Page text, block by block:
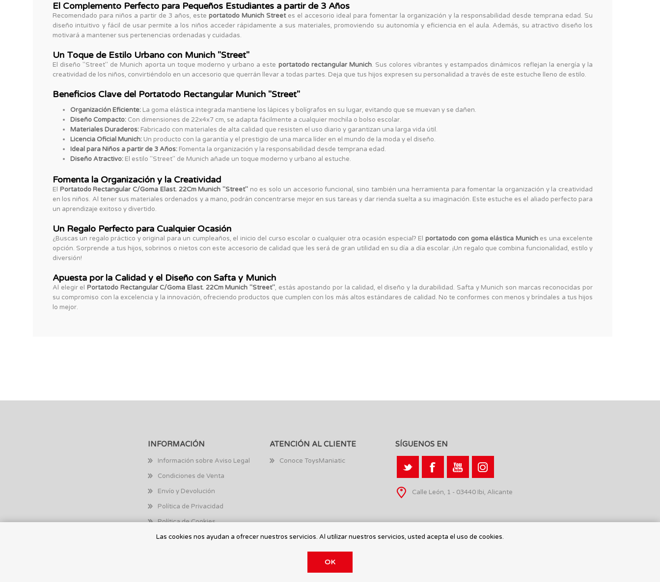
El Complemento Perfecto para Pequeños Estudiantes a partir de 3 Años
Recomendado para niños a partir de 3 años, este portatodo Munich Streetes el accesorio ideal para fomentar la organización y la responsabilidad desde temprana edad. Su
diseño intuitivo y fácil de usar permite a los niños acceder rápidamente a sus materiales, promoviendo su autonomía y eficiencia en el aula. Además, su atractivo diseño los
motivará a mantener sus pertenencias ordenadas y cuidadas.
Un Toque de Estilo Urbano con Munich "Street"
El diseño "Street" de Munich aporta un toque moderno y urbano a este portatodo rectangular Munich. Sus colores vibrantes y estampados dinámicos reflejan la energía y la
creatividad de los niños, convirtiéndolo en un accesorio que querrán llevar a todas partes. Deja que tus hijos expresen su personalidad a través de este estuche lleno de estilo.
Beneficios Clave del Portatodo Rectangular Munich "Street"
Organización Eficiente: La goma elástica integrada mantiene los lápices y bolígrafos en su lugar, evitando que se muevan y se dañen.
Diseño Compacto: Con dimensiones de 22x4x7 cm, se adapta fácilmente a cualquier mochila o bolso escolar.
Materiales Duraderos: Fabricado con materiales de alta calidad que resisten el uso diario y garantizan una larga vida útil.
Licencia Oficial Munich: Un producto con la garantía y el prestigio de una marca líder en el mundo de la moda y el diseño.
Ideal para Niños a partir de 3 Años: Fomenta la organización y la responsabilidad desde temprana edad.
Diseño Atractivo: El estilo "Street" de Munich añade un toque moderno y urbano al estuche.
Fomenta la Organización y la Creatividad
El Portatodo Rectangular C/Goma Elast. 22Cm Munich "Street"no es solo un accesorio funcional, sino también una herramienta para fomentar la organización y la creatividad
en los niños. Al tener sus materiales ordenados y a mano, podrán concentrarse mejor en sus tareas y dar rienda suelta a su imaginación. Este estuche es el aliado perfecto para
un aprendizaje exitoso y divertido.
Un Regalo Perfecto para Cualquier Ocasión
¿Buscas un regalo práctico y original para un cumpleaños, el inicio del curso escolar o cualquier otra ocasión especial? El portatodo con goma elástica Muniches una excelente
opción. Sorprende a tus hijos, sobrinos o nietos con este accesorio de calidad que les será de gran utilidad en su día a día escolar. ¡Un regalo que combina funcionalidad, estilo y
diversión!
Apuesta por la Calidad y el Diseño con Safta y Munich
Al elegir el Portatodo Rectangular C/Goma Elast. 22Cm Munich "Street", estás apostando por la calidad, el diseño y la durabilidad. Safta y Munich son marcas reconocidas por
su compromiso con la excelencia y la innovación, ofreciendo productos que cumplen con los más altos estándares de calidad. No te conformes con menos y bríndales a tus hijos
lo mejor.
INFORMACIÓN
Información sobre Aviso Legal
Condiciones de Venta
Envío y Devolución
Política de Privacidad
Política de Cookies
ATENCIÓN AL CLIENTE
Conoce ToysManiatic
SÍGUENOS EN
Calle León, 1 - 03440 Ibi, Alicante
Las cookies nos ayudan a ofrecer nuestros servicios. Al utilizar nuestros servicios, usted acepta el uso de cookies.
OK